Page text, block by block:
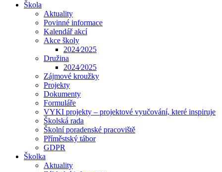
Škola
Aktuality
Povinné informace
Kalendář akcí
Akce školy
2024⁄2025
Družina
2024⁄2025
Zájmové kroužky
Projekty
Dokumenty
Formuláře
VYKI projekty – projektové vyučování, které inspiruje
Školská rada
Školní poradenské pracoviště
Příměstský tábor
GDPR
Školka
Aktuality